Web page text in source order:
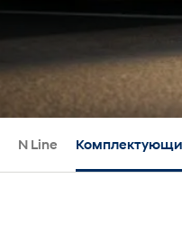
N Line